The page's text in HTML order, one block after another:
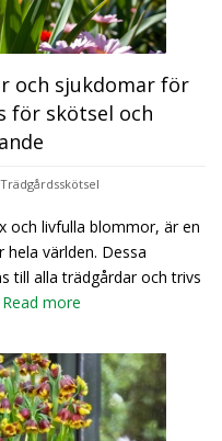
och sjukdomar för
för skötsel och
Trädgårdsskötsel
och livfulla blommor, är en
världen. Dessa
till alla trädgårdar och trivs
Read more